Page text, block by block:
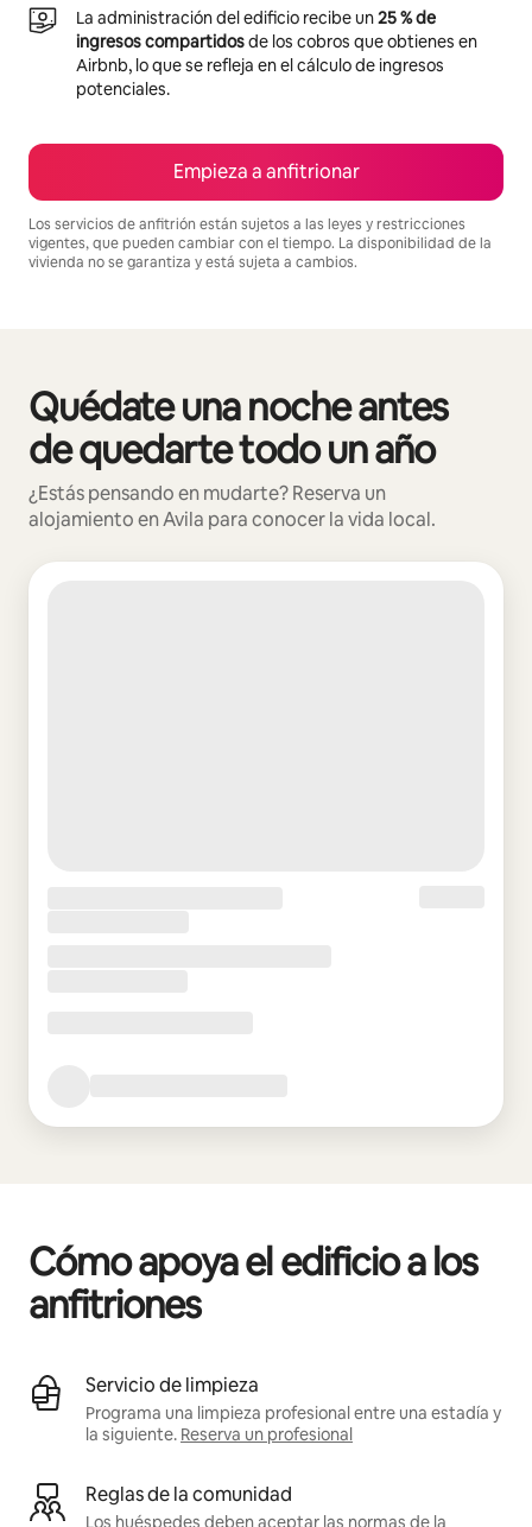
La administración del edificio recibe un25 % de
ingresos compartidosde los cobros que obtienes en
Airbnb, lo que se refleja en el cálculo de ingresos
potenciales.
Empieza a anfitrionar
Los servicios de anfitrión están sujetos a las leyes y restricciones
vigentes, que pueden cambiar con el tiempo. La disponibilidad de la
vivienda no se garantiza y está sujeta a cambios.
Quédate una noche antes
de quedarte todo un año
¿Estás pensando en mudarte? Reserva un
alojamiento en Avila para conocer la vida local.
Se muestran0 de 0 elementos
Cómo apoya el edificio a los
anfitriones
Servicio de limpieza
Programa una limpieza profesional entre una estadía y
la siguiente. Reserva un profesional
Reglas de la comunidad
Los huéspedes deben aceptar las normas de la